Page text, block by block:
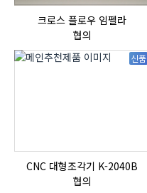
크로스 플로우 임펠라
협의
신품
CNC 대형조각기 K-2040B
협의